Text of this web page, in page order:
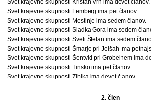
Svet krajevne skupnosti Kristan Vrh ima devet članov.
Svet krajevne skupnosti Lemberg ima pet članov.
Svet krajevne skupnosti Mestinje ima sedem članov.
Svet krajevne skupnosti Sladka Gora ima sedem
Svet krajevne skupnosti Sveti Štefan ima sedem
Svet krajevne skupnosti Šmarje pri Jelšah ima
Svet krajevne skupnosti Šentvid pri Grobelnem ima
Svet krajevne skupnosti Tinsko ima pet članov.
Svet krajevne skupnosti Zibika ima devet članov.
2. člen